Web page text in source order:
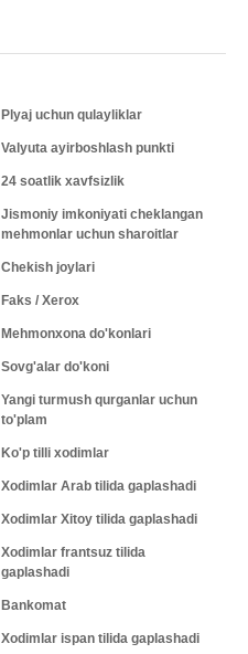
Plyaj uchun qulayliklar
Valyuta ayirboshlash punkti
24 soatlik xavfsizlik
Jismoniy imkoniyati cheklangan
mehmonlar uchun sharoitlar
Chekish joylari
Faks / Xerox
Mehmonxona do'konlari
Sovg'alar do'koni
Yangi turmush qurganlar uchun
to'plam
Ko'p tilli xodimlar
Xodimlar Arab tilida gaplashadi
Xodimlar Xitoy tilida gaplashadi
Xodimlar frantsuz tilida
gaplashadi
Bankomat
Xodimlar ispan tilida gaplashadi